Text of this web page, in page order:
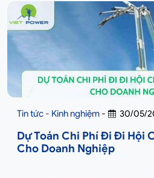
Tin tức - Kinh nghiệm - 30/05/
Dự Toán Chi Phí Đi Đi Hội
Cho Doanh Nghiệp